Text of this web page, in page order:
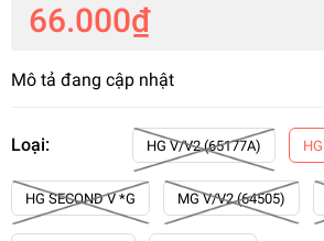
66.000₫
Mô tả đang cập nhật
Loại: HG V/V2 (65177A)
HG SECOND V *G MG V/V2 (64505)